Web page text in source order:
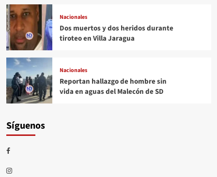
Nacionales
Dos muertos y dos heridos durante
tiroteo en Villa Jaragua
Nacionales
Reportan hallazgo de hombre sin
vida en aguas del Malecón de SD
Síguenos